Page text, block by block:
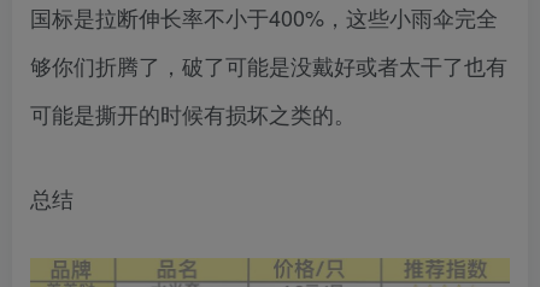
国标是拉断伸长率不小于400%，这些小雨伞完全
够你们折腾了，破了可能是没戴好或者太干了也有
可能是撕开的时候有损坏之类的。
总结